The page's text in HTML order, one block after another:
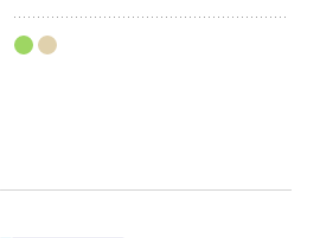
けます。カゴ専用の台車もご用意し
ています。